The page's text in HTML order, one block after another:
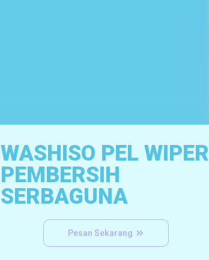
WASHISO PEL WIPER
PEMBERSIH
SERBAGUNA
Pesan Sekarang